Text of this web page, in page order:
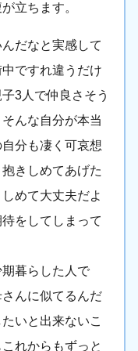
立ちます。
だなと実感して
ですれ違うだけ
3人で仲良さそう
んな自分が本当
分も凄く可哀想
きしめてあげた
めて大丈夫だよ
をしてしまって
暮らした人で
んに似てるんだ
いと出来ないこ
れからもずっと